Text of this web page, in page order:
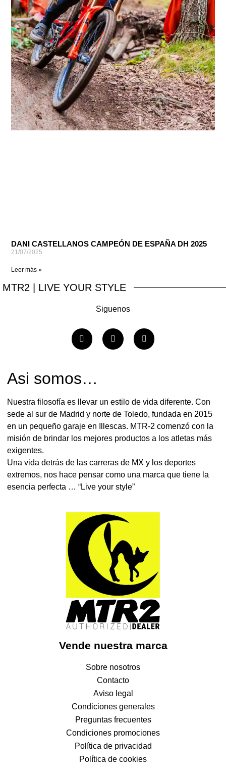
DANI CASTELLANOS CAMPEÓN DE ESPAÑA DH 2025
21/07/2025
Leer más »
MTR2 | LIVE YOUR STYLE
Siguenos
Asi somos…
Nuestra filosofía es llevar un estilo de vida diferente. Con
sede al sur de Madrid y norte de Toledo, fundada en 2015
en un pequeño garaje en Illescas. MTR-2 comenzó con la
misión de brindar los mejores productos a los atletas más
exigentes.
Una vida detrás de las carreras de MX y los deportes
extremos, nos hace pensar como una marca que tiene la
esencia perfecta … “Live your style”
Vende nuestra marca
Sobre nosotros
Contacto
Aviso legal
Condiciones generales
Preguntas frecuentes
Condiciones promociones
Política de privacidad
Política de cookies